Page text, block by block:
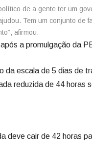
de a gente ter um
Tem um conjunto de
afirmou.
a promulgação da
da escala de 5 dias de
reduzida de 44 horas
deve cair de 42 horas